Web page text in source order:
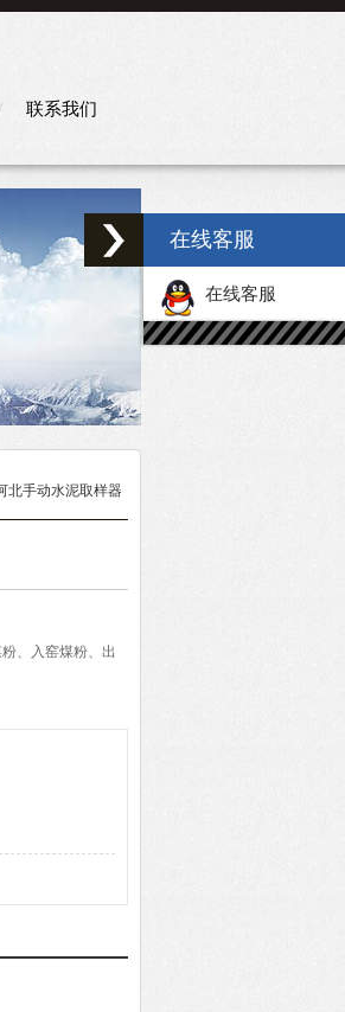
联系我们
北手动水泥取样器
、入窑煤粉、出
在线客服
在线客服